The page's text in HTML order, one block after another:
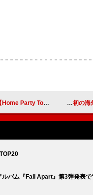
2025】開催決定 キタニタ
バム『Fall Apart』第3弾発表